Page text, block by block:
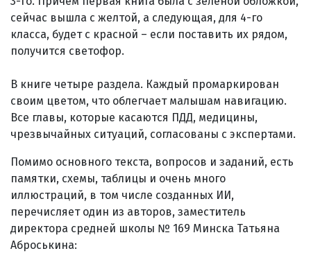
сейчас вышла с желтой, а следующая, для 4-го
класса, будет с красной – если поставить их рядом,
получится светофор.
В книге четыре раздела. Каждый промаркирован
своим цветом, что облегчает малышам навигацию.
Все главы, которые касаются ПДД, медицины,
чрезвычайных ситуаций, согласованы с экспертами.
Помимо основного текста, вопросов и заданий, есть
памятки, схемы, таблицы и очень много
иллюстраций, в том числе созданных ИИ,
перечисляет один из авторов, заместитель
директора средней школы № 169 Минска Татьяна
Аброськина: